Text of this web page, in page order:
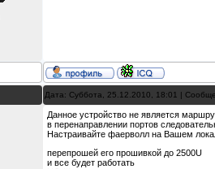
Дата: Суббота, 25.12.2010, 18:01 |
Данное устройство не является
в перенаправлении портов
Настраивайте фаерволл на Вашем
перепрошей его прошивкой до 2500U
и все будет работать